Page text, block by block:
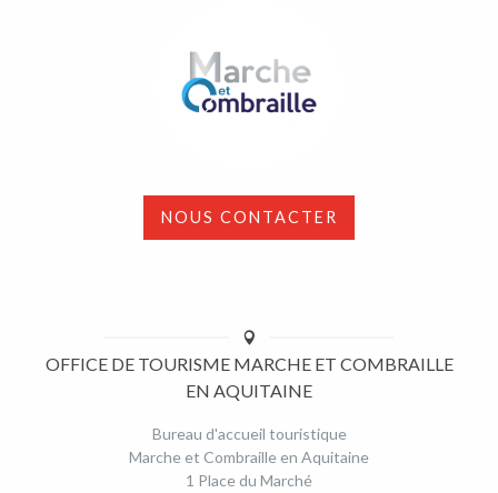
NOUS CONTACTER
OFFICE DE TOURISME MARCHE ET COMBRAILLE
EN AQUITAINE
Bureau d'accueil touristique
Marche et Combraille en Aquitaine
1 Place du Marché